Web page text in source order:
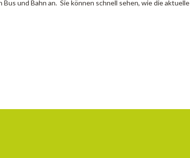
und Bahn an. Sie können schnell sehen, wie die aktuelle